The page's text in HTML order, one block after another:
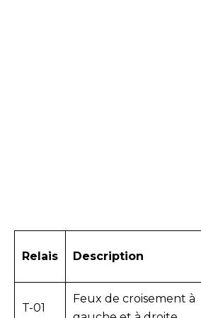
Relais Description
T-01
Feux de croisement à